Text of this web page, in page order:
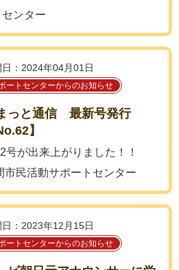
ンター
日：2024年04月01日
ートセンターからのお知らせ
っと通信 最新号発行
】
号が出来上がりました！！
市民活動サポートセンター
日：2023年12月15日
ートセンターからのお知らせ